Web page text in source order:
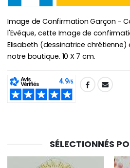
€4.90
Image de Confirmation Garçon -
l'Evêque, cette Image de
Elisabeth (dessinatrice chrétienne)
notre boutique. 10 X 7 cm.
SHARE:
SÉLECTIONNÉS